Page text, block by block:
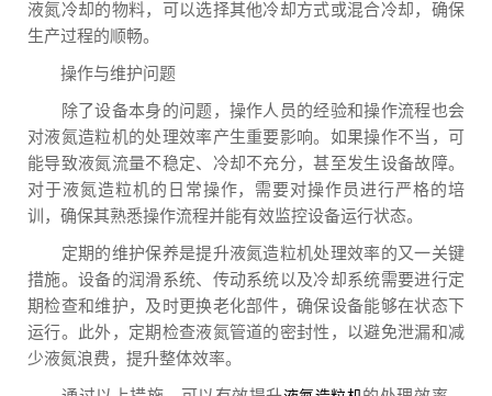
液氮冷却的物料，可以选择其他冷却方式或混合冷却，确保
生产过程的顺畅。
操作与维护问题
除了设备本身的问题，操作人员的经验和操作流程也会
对液氮造粒机的处理效率产生重要影响。如果操作不当，可
能导致液氮流量不稳定、冷却不充分，甚至发生设备故障。
对于液氮造粒机的日常操作，需要对操作员进行严格的培
训，确保其熟悉操作流程并能有效监控设备运行状态。
定期的维护保养是提升液氮造粒机处理效率的又一关键
措施。设备的润滑系统、传动系统以及冷却系统需要进行定
期检查和维护，及时更换老化部件，确保设备能够在状态下
运行。此外，定期检查液氮管道的密封性，以避免泄漏和减
少液氮浪费，提升整体效率。